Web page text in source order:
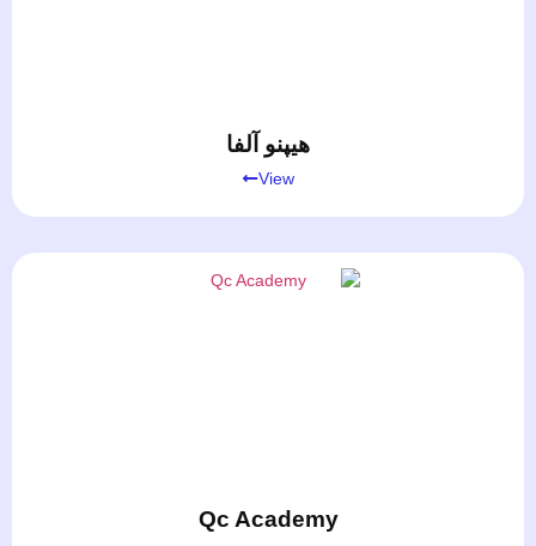
هیپنو آلفا
View
Qc Academy